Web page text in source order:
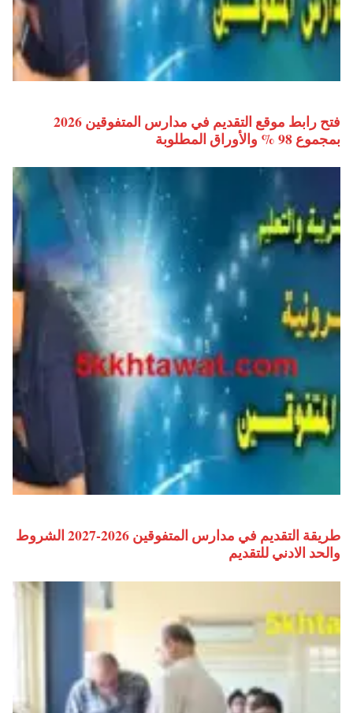
فتح رابط موقع التقديم في مدارس المتفوقين 2026
بمجموع 98 % والأوراق المطلوبة
طريقة التقديم في مدارس المتفوقين 2026-2027 الشروط
والحد الادني للتقديم